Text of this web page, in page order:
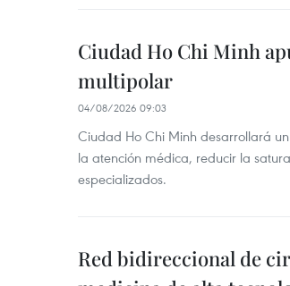
Ciudad Ho Chi Minh
multipolar
04/08/2026 09:03
Ciudad Ho Chi Minh desarrollará
la atención médica, reducir la
especializados.
Red bidireccional de